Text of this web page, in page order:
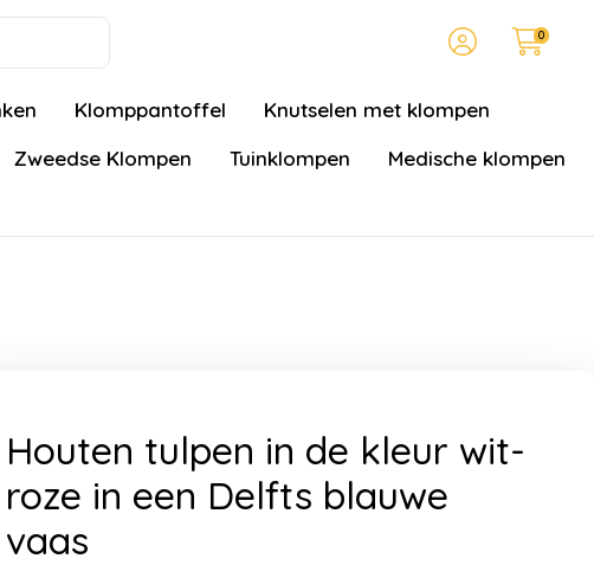
0
Klomppantoffel
Knutselen met klompen
Zweedse Klompen Tuinklompen
Medische klompen
Houten tulpen in de kleur wit-
roze in een Delfts blauwe
vaas